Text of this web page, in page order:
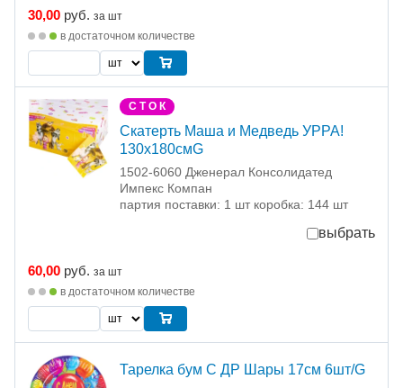
30,00 руб. за шт
в достаточном количестве
С Т О К
Скатерть Маша и Медведь УРРА!
130х180смG
1502-6060 Дженерал Консолидатед
Импекс Компан
партия поставки: 1 шт коробка: 144 шт
выбрать
60,00 руб. за шт
в достаточном количестве
Тарелка бум С ДР Шары 17см 6шт/G